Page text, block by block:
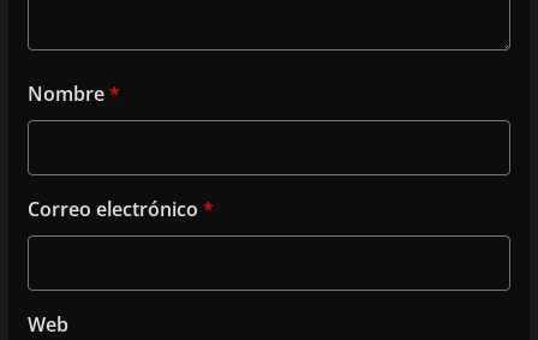
Nombre*
Correo electrónico *
Web